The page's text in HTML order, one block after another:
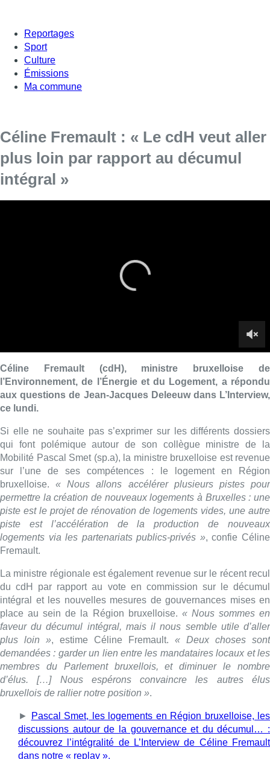
Reportages
Sport
Culture
Émissions
Ma commune
Céline Fremault : « Le cdH veut aller
plus loin par rapport au décumul
intégral »
Si elle ne souhaite pas s’exprimer sur les différents dossiers
qui font polémique autour de son collègue ministre de la
« Nous allons accélérer plusieurs pistes pour
permettre la création de nouveaux logements à Bruxelles : une
piste est le projet de rénovation de logements vides, une autre
piste est l’accélération de la production de nouveaux
logements via les partenariats publics-privés »
, confie Céline
La ministre régionale est également revenue sur le récent recul
du cdH par rapport au vote en commission sur le décumul
intégral et les nouvelles mesures de gouvernances mises en
place au sein de la Région bruxelloise.
« Nous sommes en
faveur du décumul intégral, mais il nous semble utile d’aller
plus loin »
, estime Céline Fremault.
« Deux choses sont
demandées : garder un lien entre les mandataires locaux et les
membres du Parlement bruxellois, et diminuer le nombre
d’élus. […] Nous espérons convaincre les autres élus
bruxellois de rallier notre position »
►Pascal Smet, les logements en Région bruxelloise, les
discussions autour de la gouvernance et du décumul… :
découvrez l’intégralité de L’Interview de Céline Fremault
dans notre « replay ».
►Retrouvez L’Interview du lundi au vendredi à 12h45 sur
BX1.
Lire aussi :
Pizza Nizar: un coup de pub
inattendu grâce à l’IA